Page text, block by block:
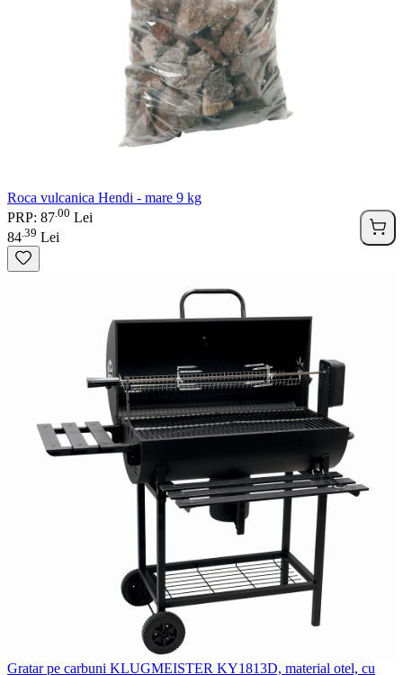
Roca vulcanica Hendi - mare 9 kg
PRP: 87 00 Lei
84 39 Lei
Gratar pe carbuni KLUGMEISTER KY1813D, material otel, cu